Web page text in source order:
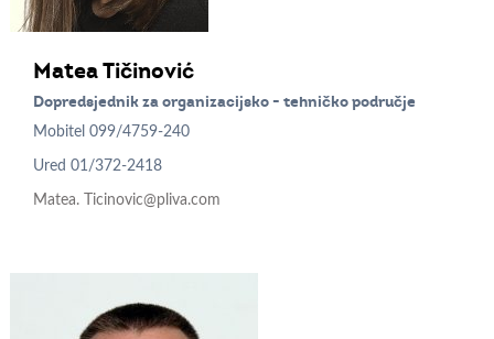
MateaTičinović
Dopredsjednik za organizacijsko - tehničko područje
Mobitel099/4759-240
Ured01/372-2418
Matea. Ticinovic@pliva.com